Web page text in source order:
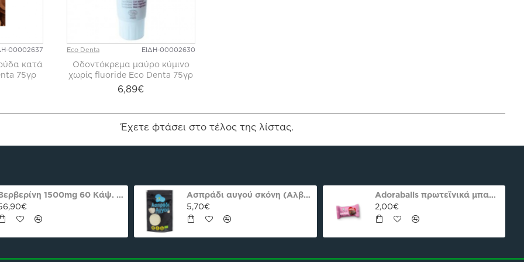
00002637
κατά
75γρ
Eco Denta ΕΙΔΗ-00002630
Οδοντόκρεμα μαύρο κύμινο
χωρίς fluoride Eco Denta 75γρ
6,89€
Έχετε φτάσει στο τέλος της λίστας.
Βερβερίνη 1500mg 60 Κάψ. Natures Plus Pro
Ασπράδι αυγού σκόνη (Αλβουμίνη) Ola-Bio 50gr
5,70€
Adoraballs πρωτεϊνικά μπαλάκια choco praline delight 40γρ Nutree Χ.ΓΛ
2,00€